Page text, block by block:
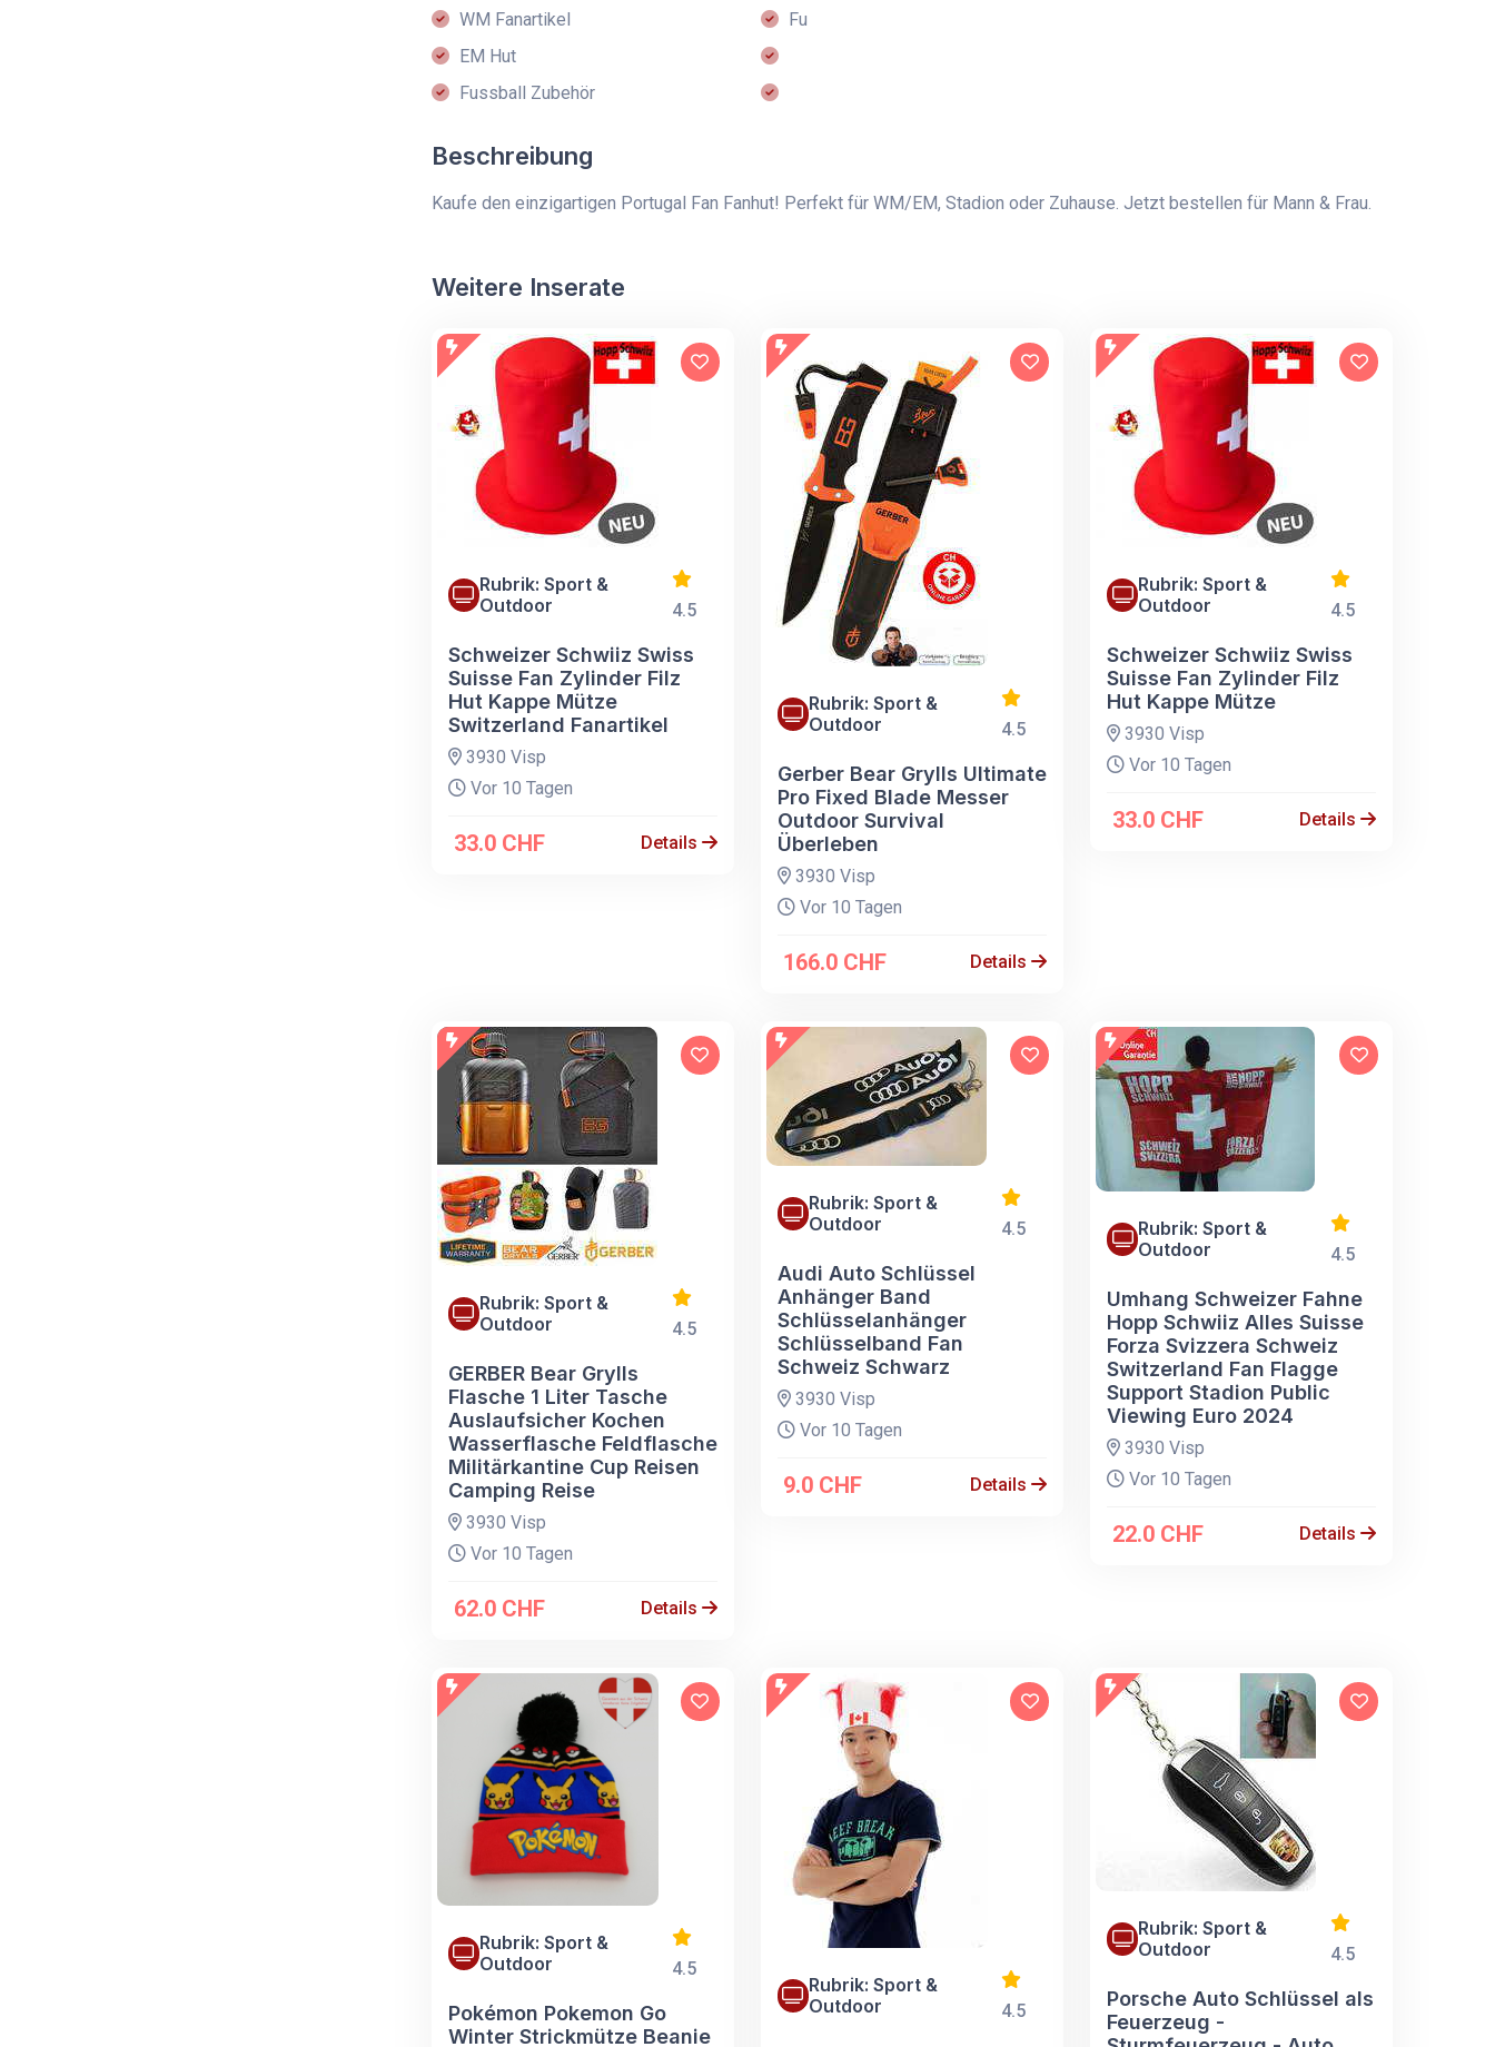
WM Fanartikel
EM Hut
Fussball Zubehör
Fu
Beschreibung
Kaufe den einzigartigen Portugal Fan Fanhut! Perfekt für WM/EM, Stadion oder Zuhause. Jetzt bestellen für Mann & Frau.
Weitere Inserate
Rubrik: Sport &
Outdoor
4.5
Schweizer Schwiiz Swiss
Suisse Fan Zylinder Filz
Hut Kappe Mütze
Switzerland Fanartikel
3930 Visp
Vor 10 Tagen
33.0 CHF Details
Rubrik: Sport &
Outdoor
4.5
Gerber Bear Grylls Ultimate
Pro Fixed Blade Messer
Outdoor Survival
Überleben
3930 Visp
Vor 10 Tagen
166.0 CHF Details
Rubrik: Sport &
Outdoor
4.5
Schweizer Schwiiz Swiss
Suisse Fan Zylinder Filz
Hut Kappe Mütze
3930 Visp
Vor 10 Tagen
33.0 CHF Details
Rubrik: Sport &
Outdoor
4.5
GERBER Bear Grylls
Flasche 1 Liter Tasche
Auslaufsicher Kochen
Wasserflasche Feldflasche
Militärkantine Cup Reisen
Camping Reise
3930 Visp
Vor 10 Tagen
62.0 CHF Details
Rubrik: Sport &
Outdoor
4.5
Audi Auto Schlüssel
Anhänger Band
Schlüsselanhänger
Schlüsselband Fan
Schweiz Schwarz
3930 Visp
Vor 10 Tagen
9.0 CHF Details
Rubrik: Sport &
Outdoor
4.5
Umhang Schweizer Fahne
Hopp Schwiiz Alles Suisse
Forza Svizzera Schweiz
Switzerland Fan Flagge
Support Stadion Public
Viewing Euro 2024
3930 Visp
Vor 10 Tagen
22.0 CHF Details
Rubrik: Sport &
Outdoor
4.5
Pokémon Pokemon Go
Winter Strickmütze Beanie
Rubrik: Sport &
Outdoor
4.5
Rubrik: Sport &
Outdoor
4.5
Porsche Auto Schlüssel als
Feuerzeug -